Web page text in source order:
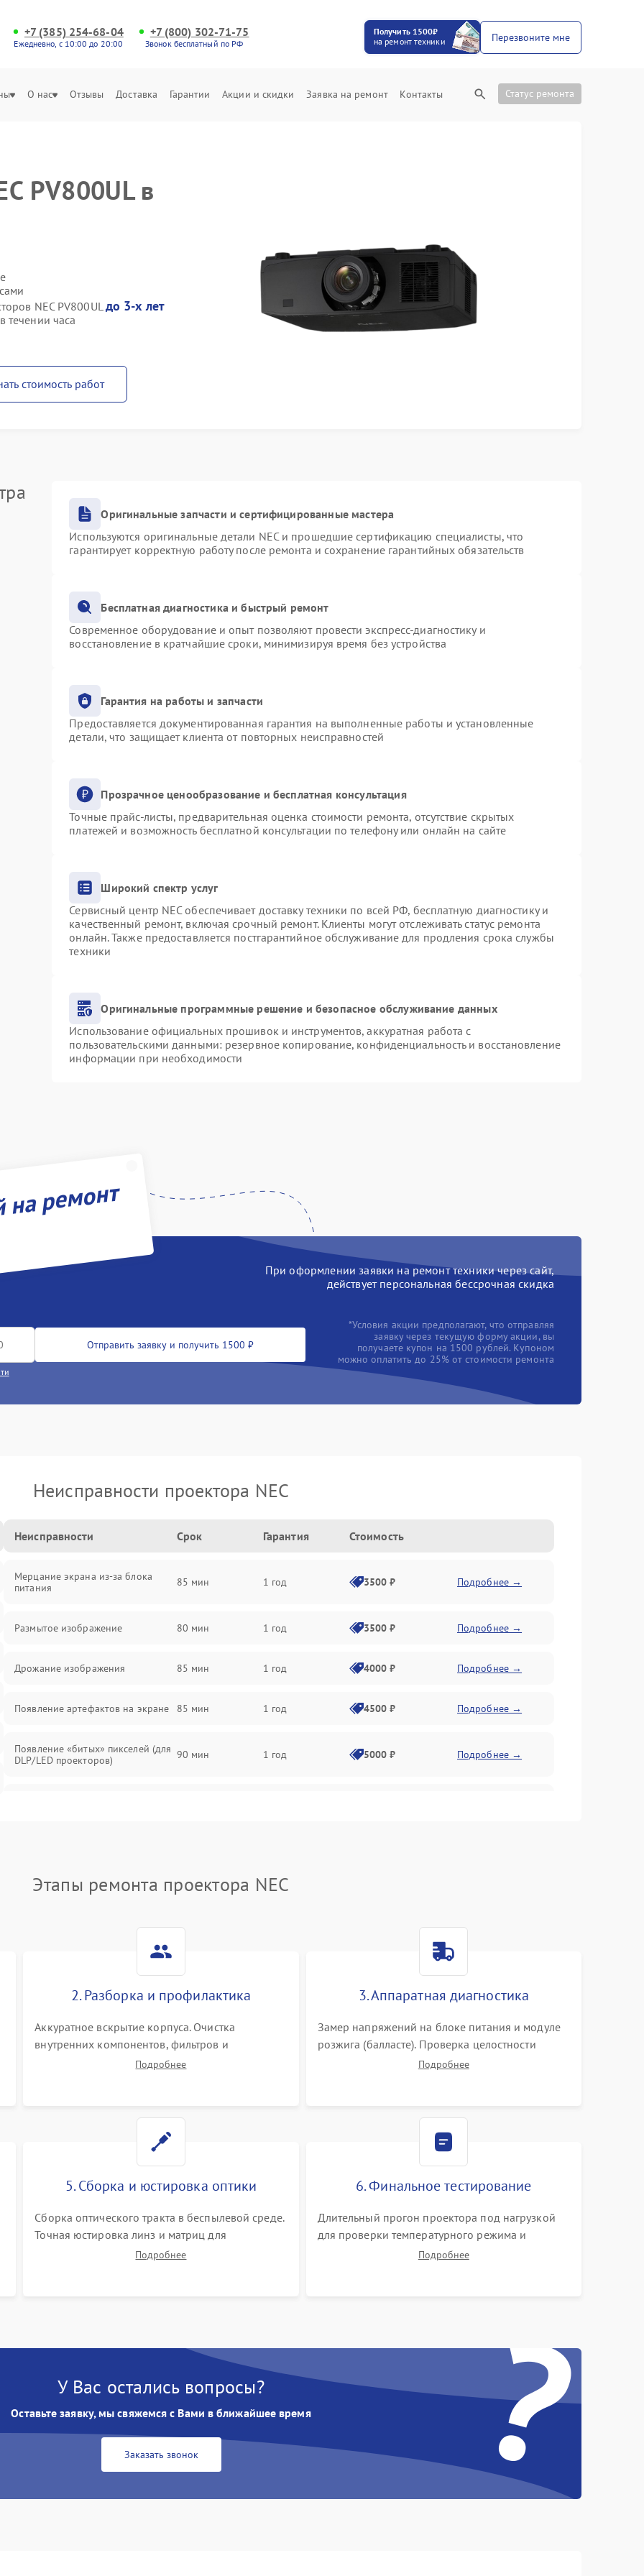
+7 (385) 254-68-04
Ежедневно, с 10:00 до 20:00
+7 (800) 302-71-75
Звонок бесплатный по РФ
Получить 1500₽
на ремонт техники
Перезвоните мне
О нас Отзывы Доставка Гарантии Акции и скидки Заявка на ремонт Контакты Статус ремонта
PV800UL в
NEC PV800UL до 3-х лет
течении часа
стоимость работ
Оригинальные запчасти и сертифицированные мастера
Используются оригинальные детали NEC и прошедшие сертификацию специалисты, что
гарантирует корректную работу после ремонта и сохранение гарантийных обязательств
Бесплатная диагностика и быстрый ремонт
Современное оборудование и опыт позволяют провести экспресс-диагностику и
восстановление в кратчайшие сроки, минимизируя время без устройства
Гарантия на работы и запчасти
Предоставляется документированная гарантия на выполненные работы и установленные
детали, что защищает клиента от повторных неисправностей
Прозрачное ценообразование и бесплатная консультация
Точные прайс-листы, предварительная оценка стоимости ремонта, отсутствие скрытых
платежей и возможность бесплатной консультации по телефону или онлайн на сайте
Широкий спектр услуг
Сервисный центр NEC обеспечивает доставку техники по всей РФ, бесплатную диагностику и
качественный ремонт, включая срочный ремонт. Клиенты могут отслеживать статус ремонта
онлайн. Также предоставляется постгарантийное обслуживание для продления срока службы
техники
Оригинальные программные решение и безопасное обслуживание данных
Использование официальных прошивок и инструментов, аккуратная работа с
пользовательскими данными: резервное копирование, конфиденциальность и восстановление
информации при необходимости
ремонт
При оформлении заявки на ремонт техники через сайт,
действует персональная бессрочная скидка
Отправить заявку и получить 1500 ₽
*Условия акции предполагают, что отправляя
заявку через текущую форму акции, вы
получаете купон на 1500 рублей. Купоном
можно оплатить до 25% от стоимости ремонта
Неисправности проектора NEC
Неисправности Срок Гарантия Стоимость
Мерцание экрана из-за блока
питания
85 мин 1 год 3500 ₽ Подробнее →
Размытое изображение 80 мин 1 год 3500 ₽ Подробнее →
Дрожание изображения 85 мин 1 год 4000 ₽ Подробнее →
Появление артефактов на экране 85 мин 1 год 4500 ₽ Подробнее →
Появление «битых» пикселей (для
DLP/LED проекторов)
90 мин 1 год 5000 ₽ Подробнее →
коррекция трапеции (Keystone)
Проблемы с масштабированием
80 мин 3500 ₽ Подробнее →
Этапы ремонта проектора NEC
2. Разборка и профилактика
Аккуратное вскрытие корпуса. Очистка
внутренних компонентов, фильтров и
вентиляторов от накопившейся пыли.
Подробнее
3. Аппаратная диагностика
Замер напряжений на блоке питания и модуле
розжига (балласте). Проверка целостности
цветового колеса (DLP) или поляризаторов (LCD).
Подробнее
5. Сборка и юстировка оптики
Сборка оптического тракта в беспылевой среде.
Точная юстировка линз и матриц для
правильного сведения цветов и устранения
Подробнее
6. Финальное тестирование
Длительный прогон проектора под нагрузкой
для проверки температурного режима и
отсутствия перегрева. Оценка фокуса,
Подробнее
?
У Вас остались вопросы?
Оставьте заявку, мы свяжемся с Вами в ближайшее время
Заказать звонок